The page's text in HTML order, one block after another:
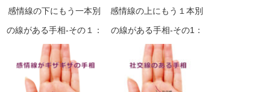
感情線の下にもう一本別
の線がある手相-その１：
職業線・キャリアウーマ
ン線・仕事線
感情線の上にもう１本別
の線がある手相‐その1：
二重感情線・副感情線